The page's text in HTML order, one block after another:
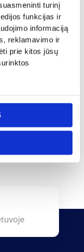
turinį
funkcijas ir
informaciją
reklamavimo ir
prie kitos jūsų
pinigams